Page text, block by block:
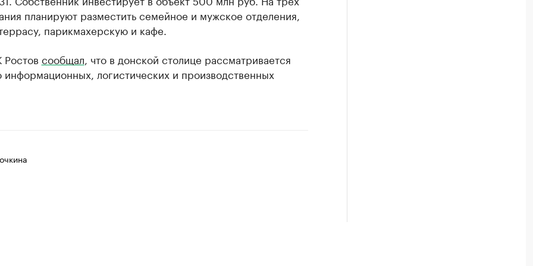
планируют разместить семейное и мужское отделения,
парикмахерскую и кафе.
сообщал , что в донской столице рассматривается
информационных, логистических и производственных